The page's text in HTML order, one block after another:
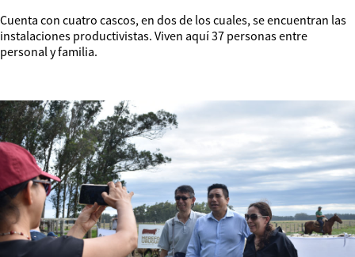
Cuenta con cuatro cascos, en dos de los cuales, se encuentran las
instalaciones productivistas. Viven aquí 37 personas entre
personal y familia.